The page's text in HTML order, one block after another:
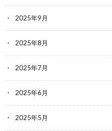
2025年9月
2025年8月
2025年7月
2025年6月
2025年5月